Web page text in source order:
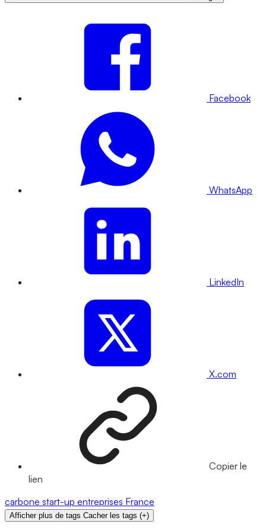
Facebook
WhatsApp
LinkedIn
X.com
Copier le
lien
carbone start-up entreprises France
Afficher plus de tags Cacher les tags (+)